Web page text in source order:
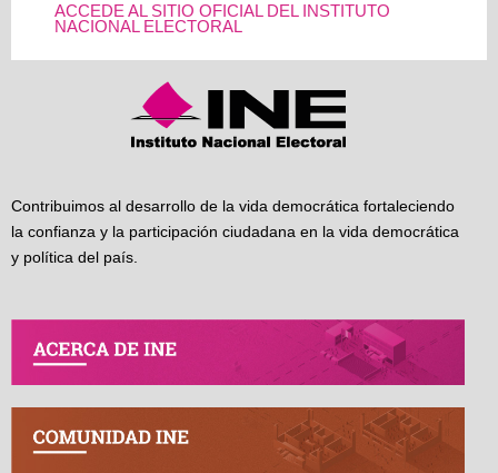
ACCEDE AL SITIO OFICIAL DEL INSTITUTO
NACIONAL ELECTORAL
Contribuimos al desarrollo de la vida democrática fortaleciendo
la confianza y la participación ciudadana en la vida democrática
y política del país.